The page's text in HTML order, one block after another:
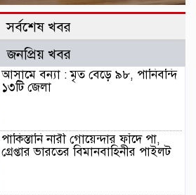
সর্বশেষ খবর
জনপ্রিয় খবর
আসামে বন্যা : মৃত বেড়ে ৯৮, পানিবন্দি
১৩টি জেলা
পাকিস্তানি নারী গোয়েন্দার ফাঁদে পা,
গ্রেপ্তার ভারতের বিমানবাহিনীর পাইলট